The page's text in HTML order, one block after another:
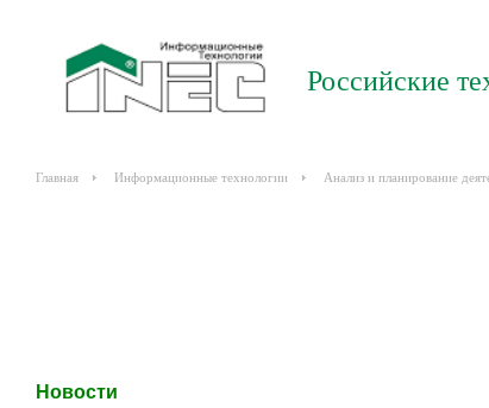
Российские
Главная Информационные технологии Анализ и планирование
Новости